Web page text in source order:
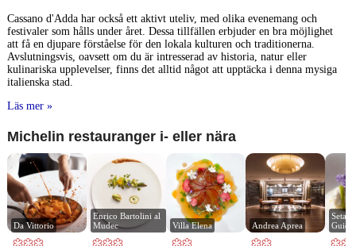
Cassano d'Adda har också ett aktivt uteliv, med olika evenemang och
festivaler som hålls under året. Dessa tillfällen erbjuder en bra möjlighet
att få en djupare förståelse för den lokala kulturen och traditionerna.
Avslutningsvis, oavsett om du är intresserad av historia, natur eller
kulinariska upplevelser, finns det alltid något att upptäcka i denna mysiga
italienska stad.
Läs mer »
Michelin restauranger i- eller nära
Da Vittorio
Enrico Bartolini al
Mudec
Villa Elena Andrea Aprea
Seta
Guida